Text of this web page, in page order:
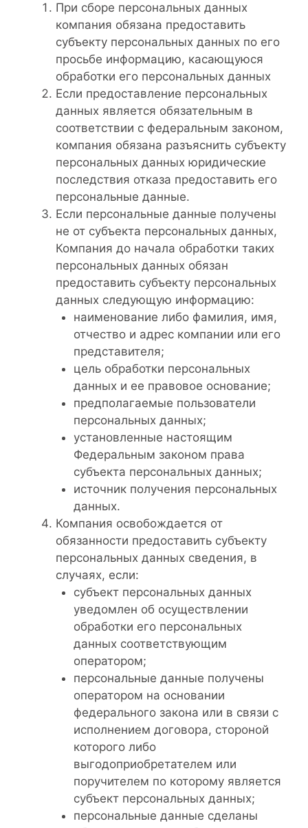
При сборе персональных данных
компания обязана предоставить
субъекту персональных данных по его
просьбе информацию, касающуюся
обработки его персональных данных
Если предоставление персональных
данных является обязательным в
соответствии с федеральным законом,
компания обязана разъяснить субъекту
персональных данных юридические
последствия отказа предоставить его
персональные данные.
Если персональные данные получены
не от субъекта персональных данных,
Компания до начала обработки таких
персональных данных обязан
предоставить субъекту персональных
данных следующую информацию:
наименование либо фамилия, имя,
отчество и адрес компании или его
представителя;
цель обработки персональных
данных и ее правовое основание;
предполагаемые пользователи
персональных данных;
установленные настоящим
Федеральным законом права
субъекта персональных данных;
источник получения персональных
данных.
Компания освобождается от
обязанности предоставить субъекту
персональных данных сведения, в
случаях, если:
субъект персональных данных
уведомлен об осуществлении
обработки его персональных
данных соответствующим
оператором;
персональные данные получены
оператором на основании
федерального закона или в связи с
исполнением договора, стороной
которого либо
выгодоприобретателем или
поручителем по которому является
субъект персональных данных;
персональные данные сделаны